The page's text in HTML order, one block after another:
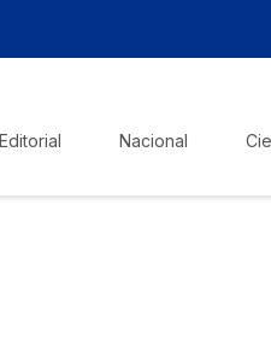
Editorial Nacional